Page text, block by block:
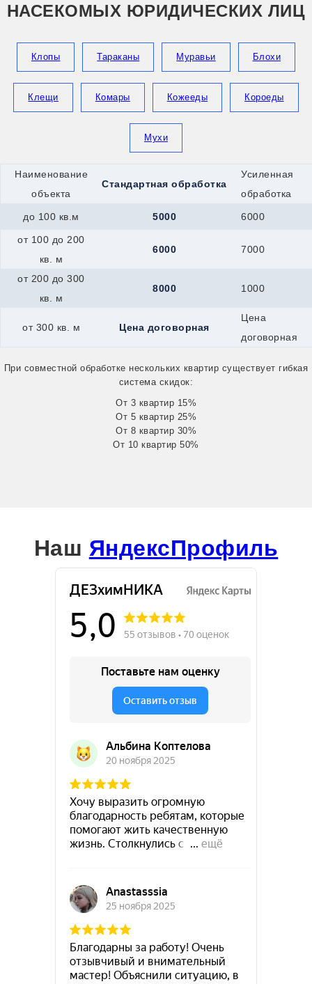
НАСЕКОМЫХ ЮРИДИЧЕСКИХ ЛИЦ
Клопы Тараканы Муравьи Блохи
Клещи Комары Кожееды Короеды
Мухи
Наименование
объекта
Стандартная обработка
Усиленная
обработка
до 100 кв.м 5000 6000
от 100 до 200
кв. м
6000 7000
от 200 до 300
кв. м
8000 1000
от 300 кв. м Цена договорная
Цена
договорная
При совместной обработке нескольких квартир существует гибкая
система скидок:
От 3 квартир 15%
От 5 квартир 25%
От 8 квартир 30%
От 10 квартир 50%
Наш ЯндексПрофиль